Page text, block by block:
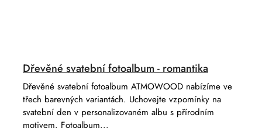
Dřevěné svatební fotoalbum - romantika
Dřevěné svatební fotoalbum ATMOWOOD nabízíme ve
třech barevných variantách. Uchovejte vzpomínky na
svatební den v personalizovaném albu s přírodním
motivem. Fotoalbum...